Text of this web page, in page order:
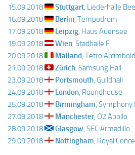
15.09.2018
Stuttgart, Liederhalle
16.09.2018
Berlin, Tempodrom
17.09.2018
Leipzig, Haus Auensee
19.09.2018
Wien, Stadhalle F
20.09.2018
Mailand, Tetro
21.09.2018
Zürich, Samsung Hall
23.09.2018
Portsmouth, Guildhall
24.09.2018
London, Roundhouse
25.09.2018
Birmingham, Symphony
27.09.2018
Manchester, O2 Apollo
28.09.2018
Glasgow, SEC Armadillo
29.09.2018
Nottingham, Royal